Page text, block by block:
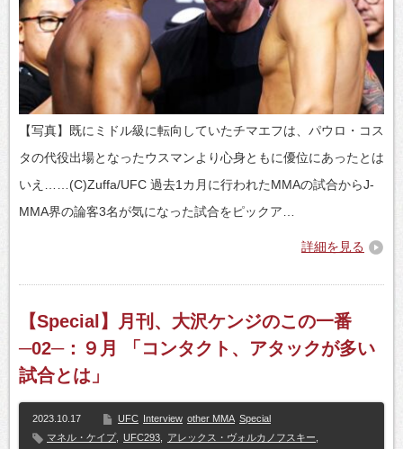
【写真】既にミドル級に転向していたチマエフは、パウロ・コス
タの代役出場となったウスマンより心身ともに優位にあったとは
いえ……(C)Zuffa/UFC 過去1カ月に行われたMMAの試合からJ-
MMA界の論客3名が気になった試合をピックア…
詳細を見る
【Special】月刊、大沢ケンジのこの一番
─02─：９月 「コンタクト、アタックが多い
試合とは」
2023.10.17 UFC Interview other MMA Special
マネル・ケイプ, UFC293 アレックス・ヴォルカノフスキー